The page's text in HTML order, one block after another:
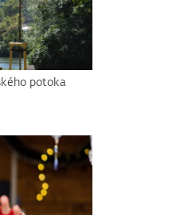
potoka